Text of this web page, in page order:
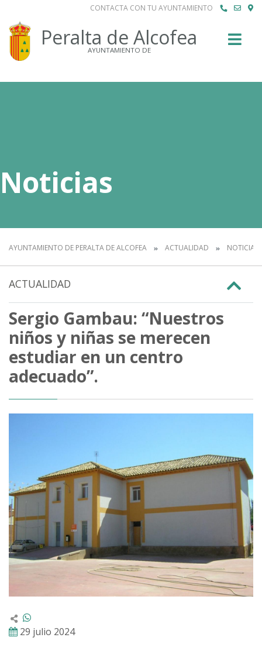
CONTACTA CON TU AYUNTAMIENTO
Peralta de Alcofea
AYUNTAMIENTO DE
Noticias
AYUNTAMIENTO DE PERALTA DE ALCOFEA ACTUALIDAD NOTICIAS
ACTUALIDAD
Sergio Gambau: “Nuestros
niños y niñas se merecen
estudiar en un centro
adecuado”.
29 julio 2024